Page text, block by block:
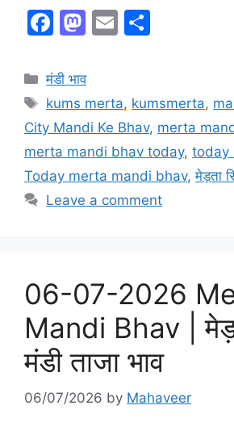
F
c
e
b
o
o
k
M
st
o
d
o
n
E
l
e
Categories
मंडी भाव
Tags
kums merta, kumsmerta,
City Mandi Ke Bhav, merta
merta mandi bhav today, today
Today merta mandi bhav,मेड़ता
Leave a comment
06-07-2026
Mandi Bhav |
मंडी ताजा भाव
06/07/2026 by Mahaveer